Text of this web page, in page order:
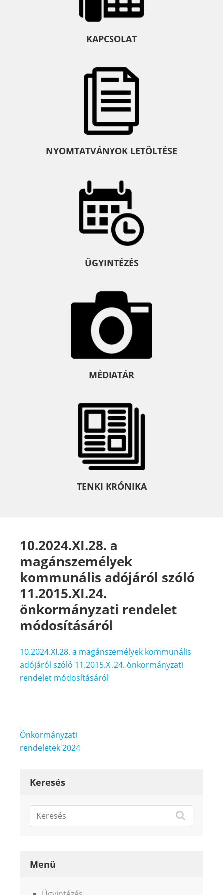
KAPCSOLAT
NYOMTATVÁNYOK LETÖLTÉSE
ÜGYINTÉZÉS
MÉDIATÁR
TENKI KRÓNIKA
10.2024.XI.28. a
magánszemélyek
kommunális adójáról szóló
11.2015.XI.24.
önkormányzati rendelet
módosításáról
10.2024.XI.28. a magánszemélyek kommunális
adójáról szóló 11.2015.XI.24. önkormányzati
rendelet módosításáról
Bejegyzés
navigáció
Önkormányzati
rendeletek 2024
Keresés
Menü